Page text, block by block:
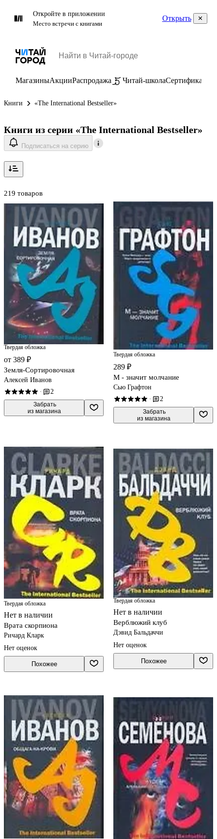
Откройте в приложении
Место встречи с книгами
Открыть
МагазиныАкцииРаспродажа Читай-школаСертификаты
Книги «The International Bestseller»
Книги из серии «The International Bestseller»
Подписаться на серию
219 товаров
Твердая обложка
от 389 ₽
Земля-Сортировочная
Алексей Иванов
· 2
Забрать
из магазина
Твердая обложка
289 ₽
М - значит молчание
Сью Графтон
· 2
Забрать
из магазина
Твердая обложка
Нет в наличии
Врата скорпиона
Ричард Кларк
Нет оценок
Похожее
Твердая обложка
Нет в наличии
Верблюжий клуб
Дэвид Бальдаччи
Нет оценок
Похожее